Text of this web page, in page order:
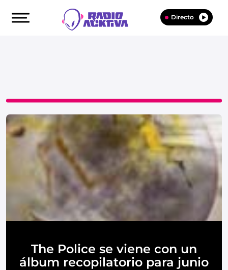
Directo
The Police se viene con un
álbum recopilatorio para junio